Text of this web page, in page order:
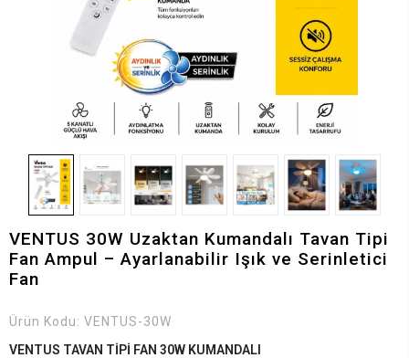
VENTUS 30W Uzaktan Kumandalı Tavan Tipi
Fan Ampul – Ayarlanabilir Işık ve Serinletici
Fan
Ürün Kodu: VENTUS-30W
VENTUS TAVAN TİPİ FAN 30W KUMANDALI